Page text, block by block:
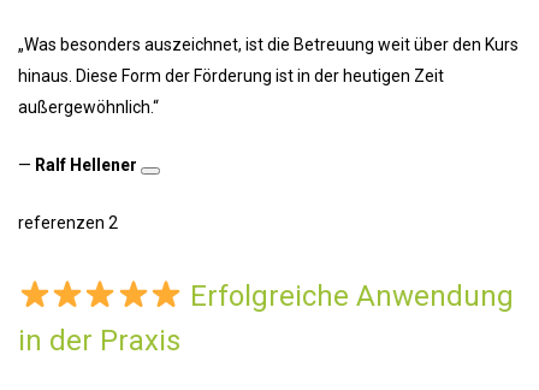
„Was besonders auszeichnet, ist die Betreuung weit über den Kurs
hinaus. Diese Form der Förderung ist in der heutigen Zeit
außergewöhnlich.“
— Ralf Hellener
referenzen 2
Erfolgreiche Anwendung
in der Praxis